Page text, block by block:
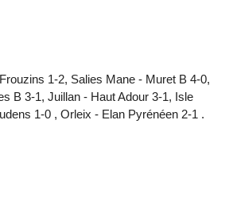
1-2, Salies Mane - Muret B 4-0,
B 3-1, Juillan - Haut Adour 3-1, Isle
1-0 , Orleix - Elan Pyrénéen 2-1 .